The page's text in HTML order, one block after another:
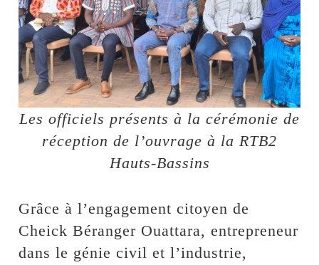
Les officiels présents à la cérémonie de
réception de l’ouvrage à la RTB2
Hauts-Bassins
Grâce à l’engagement citoyen de
Cheick Béranger Ouattara, entrepreneur
dans le génie civil et l’industrie,